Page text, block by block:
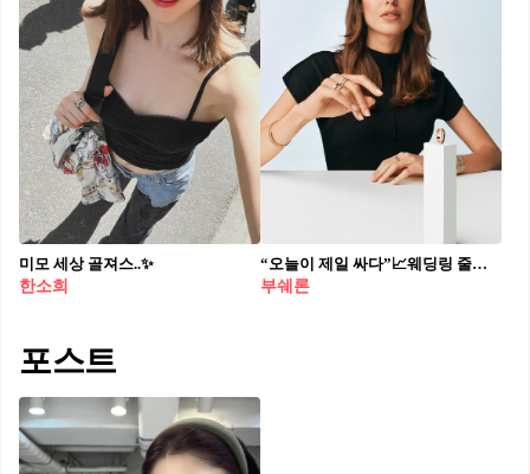
미모 세상 골져스..✨
한소희
“오늘이 제일 싸다”📈웨딩링 줄인상
부쉐론
포스트